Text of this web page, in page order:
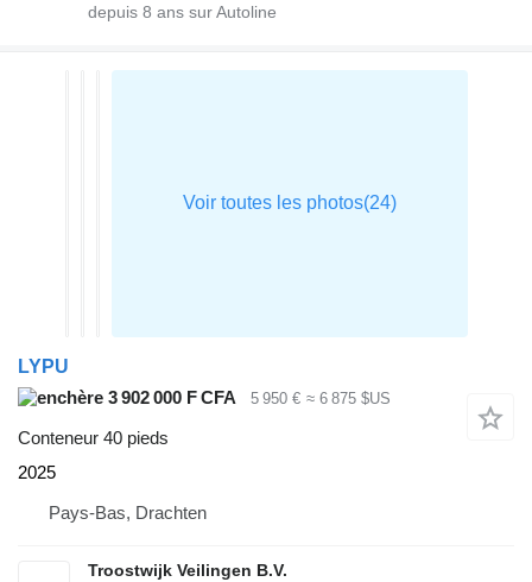
depuis 8 ans sur Autoline
LYPU
3 902 000 F CFA
5 950 € ≈ 6 875 $US
Conteneur 40 pieds
2025
Pays-Bas, Drachten
Troostwijk Veilingen B.V.